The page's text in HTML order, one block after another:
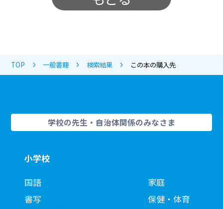
TOP 一般書籍 検索結果 この本の購入先
学校の先生・自治体関係のみなさま
小学校
国語
書写
家庭
保健・体育